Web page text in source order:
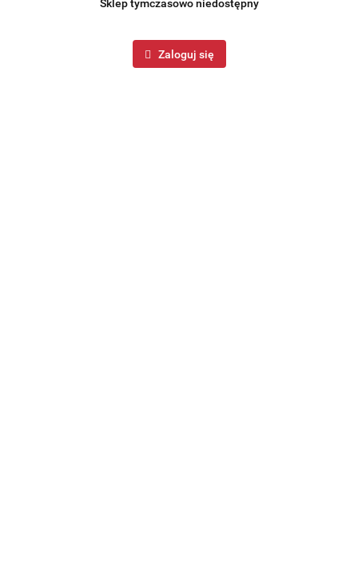
Sklep tymczasowo niedostępny
Zaloguj się